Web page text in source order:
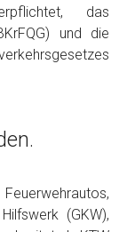
das
und die
(GKW),